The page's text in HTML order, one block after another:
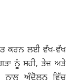
ਕਰਨ ਲਈ ਵੱਖ-ਵੱਖ
ਨੂੰ ਸਹੀ, ਤੇਜ਼ ਅਤੇ
ਨਾਲ ਅੰਦੋਲਨ ਵਿੱਚ